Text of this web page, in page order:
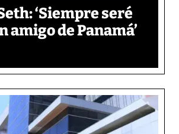
‘Siempre seré
amigo de Panamá’